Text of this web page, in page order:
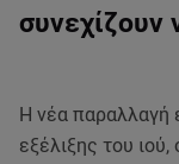
συνεχίζουν
Η νέα παραλλαγή
εξέλιξης του